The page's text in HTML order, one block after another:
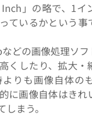
」の略で、1イ
ているかという
どの画像処理ソフ
くしたり、拡大・
りも画像自体の
に画像自体はきれ
しまう。